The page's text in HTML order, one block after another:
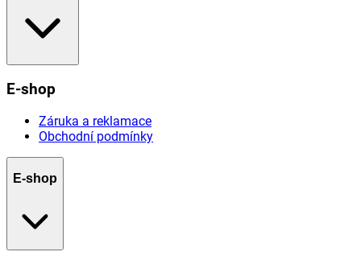
E-shop
Záruka a reklamace
Obchodní podmínky
E-shop